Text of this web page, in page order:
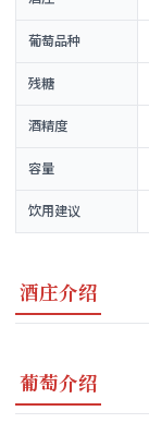
葡萄品种
残糖
酒精度
容量
饮用建议
酒庄介绍
葡萄介绍